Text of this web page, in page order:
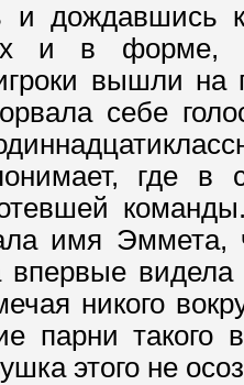
и в форме,
вышли на
себе
где в
имя
видела
никого
парни такого
этого не